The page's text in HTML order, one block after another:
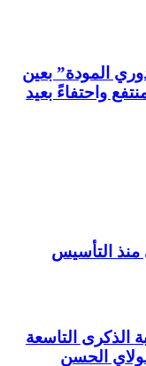
المودة” بعين
واحتفاءً بعيد
منذ التأسيس
الذكرى التاسعة
الحسن